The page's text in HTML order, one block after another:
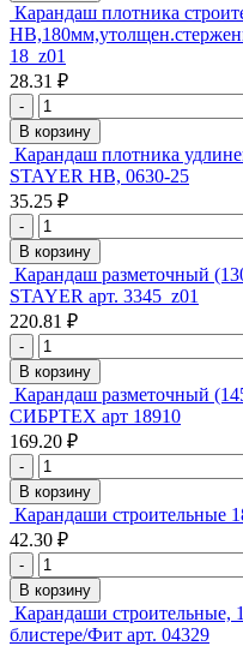
Карандаш плотника
18_z01
28.31 ₽
-
В корзину
Карандаш плотника
STAYER HB, 0630-25
35.25 ₽
-
В корзину
Карандаш разметочный
STAYER арт. 3345_z01
220.81 ₽
-
В корзину
Карандаш разметочный
СИБРТЕХ арт 18910
169.20 ₽
-
В корзину
Карандаши строительные
42.30 ₽
-
В корзину
Карандаши строительные,
блистере/Фит арт. 04329